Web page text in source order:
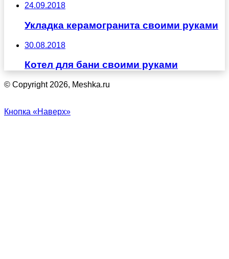
24.09.2018
Укладка керамогранита своими руками
30.08.2018
Котел для бани своими руками
© Copyright 2026, Meshka.ru
Кнопка «Наверх»